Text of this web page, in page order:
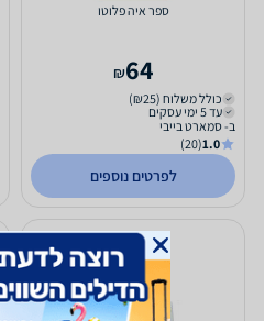
ספר איה פלוטו
64
₪
כולל משלוח (₪25)
עד 5 ימי עסקים
ב- סמארט בייבי
1.0
(20)
לפרטים נוספים